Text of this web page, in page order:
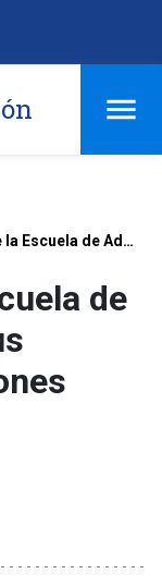
Profesores de la Escuela de Administración y sus últimas investigaciones publicadas
de